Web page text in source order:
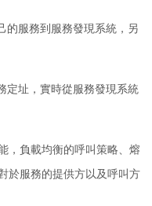
的服務到服務發現系統，另
定址，實時從服務發現系統
，負載均衡的呼叫策略、熔
於服務的提供方以及呼叫方